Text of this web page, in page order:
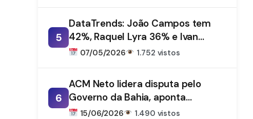
5
DataTrends: João Campos tem
42%, Raquel Lyra 36% e Ivan
Moraes 1%
07/05/2026 1.752 vistos
6
ACM Neto lidera disputa pelo
Governo da Bahia, aponta
DataTrends
15/06/2026 1.490 vistos